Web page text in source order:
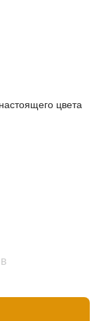
цвета